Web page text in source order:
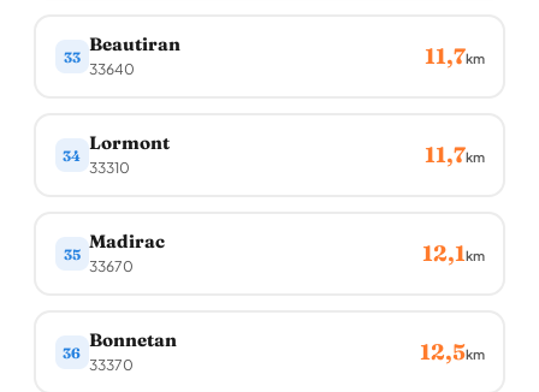
33
Beautiran
33640 11,7km
34
Lormont
33310 11,7km
35
Madirac
33670 12,1km
36
Bonnetan
33370 12,5km